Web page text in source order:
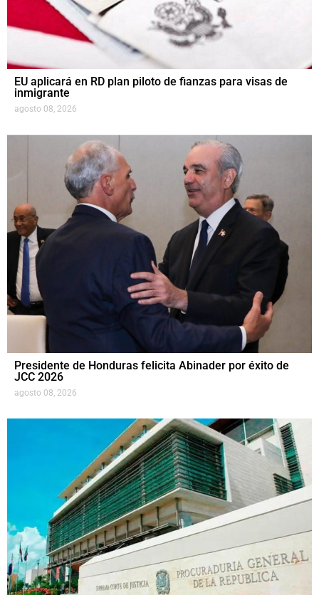
EU aplicará en RD plan piloto de fianzas para visas de
inmigrante
agosto 08, 2026
Presidente de Honduras felicita Abinader por éxito de
JCC 2026
agosto 08, 2026